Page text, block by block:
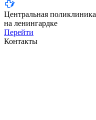
Центральная поликлиника
на ленингардке
Перейти
Контакты